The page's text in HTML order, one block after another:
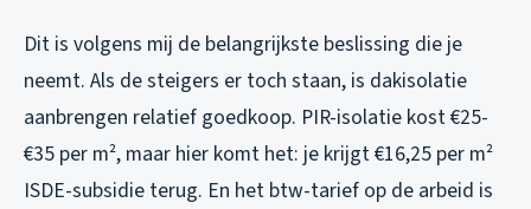
Dit is volgens mij de belangrijkste beslissing die je
neemt. Als de steigers er toch staan, is dakisolatie
aanbrengen relatief goedkoop. PIR-isolatie kost €25-
€35 per m², maar hier komt het: je krijgt €16,25 per m²
ISDE-subsidie terug. En het btw-tarief op de arbeid is